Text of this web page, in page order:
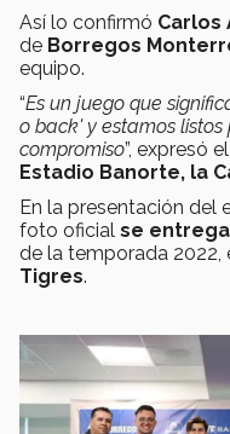
Así lo confirmó Carlos
de Borregos
equipo.
“Es un juego que
o back' y estamos
compromiso”, expresó
Estadio Banorte, la
En la presentación del
foto oficial se
de la temporada 2022,
Tigres.